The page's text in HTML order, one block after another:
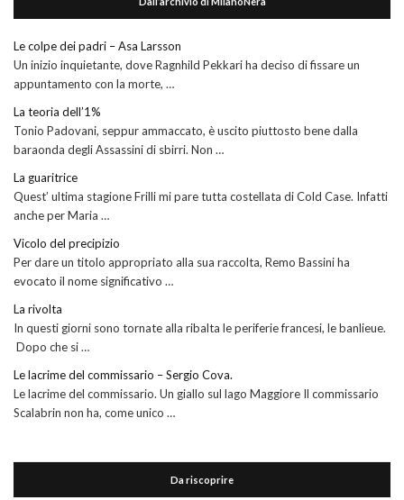
Le colpe dei padri – Asa Larsson
Un inizio inquietante, dove Ragnhild Pekkari ha deciso di fissare un
appuntamento con la morte, …
La teoria dell’1%
Tonio Padovani, seppur ammaccato, è uscito piuttosto bene dalla
baraonda degli Assassini di sbirri. Non …
La guaritrice
Quest’ ultima stagione Frilli mi pare tutta costellata di Cold Case. Infatti
anche per Maria …
Vicolo del precipizio
Per dare un titolo appropriato alla sua raccolta, Remo Bassini ha
evocato il nome significativo …
La rivolta
In questi giorni sono tornate alla ribalta le periferie francesi, le banlieue.
Dopo che si …
Le lacrime del commissario – Sergio Cova.
Le lacrime del commissario. Un giallo sul lago Maggiore Il commissario
Scalabrin non ha, come unico …
Da riscoprire